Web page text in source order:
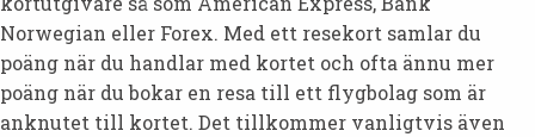
Norwegian eller Forex. Med ett resekort samlar du
poäng när du handlar med kortet och ofta ännu mer
poäng när du bokar en resa till ett flygbolag som är
anknutet till kortet. Det tillkommer vanligtvis även